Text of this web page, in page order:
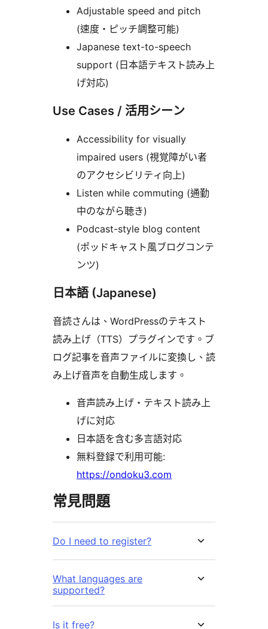
Adjustable speed and pitch
(速度・ピッチ調整可能)
Japanese text-to-speech
support (日本語テキスト読み上
げ対応)
Use Cases / 活用シーン
Accessibility for visually
impaired users (視覚障がい者
のアクセシビリティ向上)
Listen while commuting (通勤
中のながら聴き)
Podcast-style blog content
(ポッドキャスト風ブログコンテ
ンツ)
日本語 (Japanese)
音読さんは、WordPressのテキスト
読み上げ（TTS）プラグインです。ブ
ログ記事を音声ファイルに変換し、読
み上げ音声を自動生成します。
音声読み上げ・テキスト読み上
げに対応
日本語を含む多言語対応
無料登録で利用可能:
https://ondoku3.com
常見問題
Do I need to register?
What languages are
supported?
Is it free?